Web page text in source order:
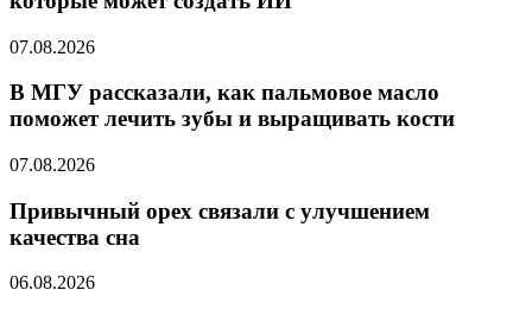
07.08.2026
В МГУ рассказали, как пальмовое масло
поможет лечить зубы и выращивать кости
07.08.2026
Привычный орех связали с улучшением
качества сна
06.08.2026